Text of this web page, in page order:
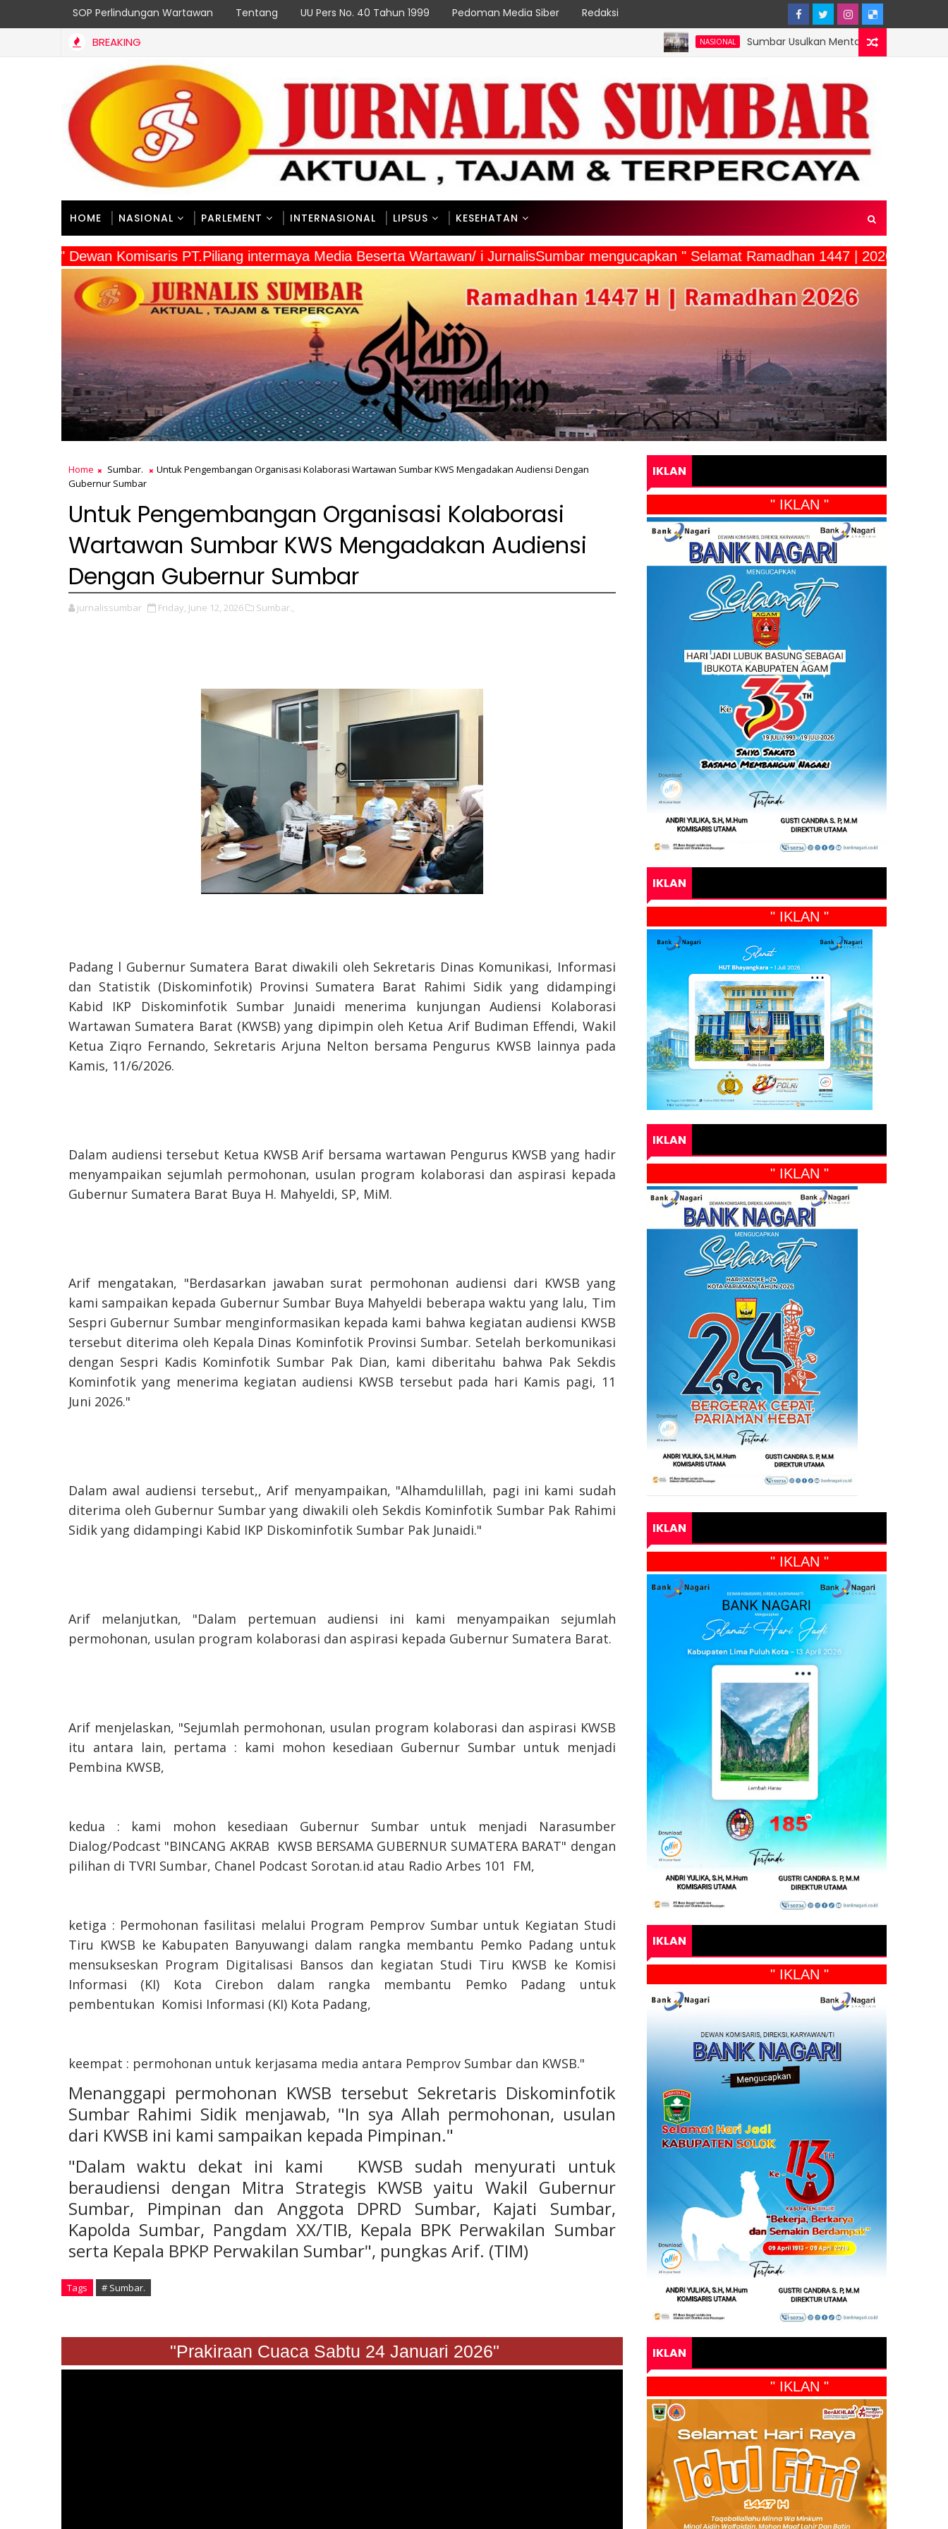
SOP Perlindungan Wartawan Tentang UU Pers No. 40 Tahun 1999 Pedoman Media Siber Redaksi
BREAKING NASIONAL
Sumbar Usulkan Mentawai Jadi Kawasan Tambak
Persaudaraan, Satgas Yonif 2 Marinir dan Warga Enarotali Wujudkan Paniai Bersih, Indonesia Asri
HOME NASIONAL PARLEMENT INTERNASIONAL LIPSUS KESEHATAN
" Dewan Komisaris PT.Piliang intermaya Media Beserta Wartawan/ i JurnalisSumbar mengucapkan " Selamat Ramadhan 1447 | 2026"
Home Sumbar.
Untuk Pengembangan Organisasi Kolaborasi Wartawan Sumbar KWS Mengadakan Audiensi Dengan
Gubernur Sumbar
Untuk Pengembangan Organisasi Kolaborasi
Wartawan Sumbar KWS Mengadakan Audiensi
Dengan Gubernur Sumbar
jurnalissumbar Friday, June 12, 2026 Sumbar.,
Padang l Gubernur Sumatera Barat diwakili oleh Sekretaris Dinas Komunikasi, Informasi
dan Statistik (Diskominfotik) Provinsi Sumatera Barat Rahimi Sidik yang didampingi
Kabid IKP Diskominfotik Sumbar Junaidi menerima kunjungan Audiensi Kolaborasi
Wartawan Sumatera Barat (KWSB) yang dipimpin oleh Ketua Arif Budiman Effendi, Wakil
Ketua Ziqro Fernando, Sekretaris Arjuna Nelton bersama Pengurus KWSB lainnya pada
Kamis, 11/6/2026.
Dalam audiensi tersebut Ketua KWSB Arif bersama wartawan Pengurus KWSB yang hadir
menyampaikan sejumlah permohonan, usulan program kolaborasi dan aspirasi kepada
Gubernur Sumatera Barat Buya H. Mahyeldi, SP, MiM.
Arif mengatakan, "Berdasarkan jawaban surat permohonan audiensi dari KWSB yang
kami sampaikan kepada Gubernur Sumbar Buya Mahyeldi beberapa waktu yang lalu, Tim
Sespri Gubernur Sumbar menginformasikan kepada kami bahwa kegiatan audiensi KWSB
tersebut diterima oleh Kepala Dinas Kominfotik Provinsi Sumbar. Setelah berkomunikasi
dengan Sespri Kadis Kominfotik Sumbar Pak Dian, kami diberitahu bahwa Pak Sekdis
Kominfotik yang menerima kegiatan audiensi KWSB tersebut pada hari Kamis pagi, 11
Juni 2026."
Dalam awal audiensi tersebut,, Arif menyampaikan, "Alhamdulillah, pagi ini kami sudah
diterima oleh Gubernur Sumbar yang diwakili oleh Sekdis Kominfotik Sumbar Pak Rahimi
Sidik yang didampingi Kabid IKP Diskominfotik Sumbar Pak Junaidi."
Arif melanjutkan, "Dalam pertemuan audiensi ini kami menyampaikan sejumlah
permohonan, usulan program kolaborasi dan aspirasi kepada Gubernur Sumatera Barat.
Arif menjelaskan, "Sejumlah permohonan, usulan program kolaborasi dan aspirasi KWSB
itu antara lain, pertama : kami mohon kesediaan Gubernur Sumbar untuk menjadi
Pembina KWSB,
kedua : kami mohon kesediaan Gubernur Sumbar untuk menjadi Narasumber
Dialog/Podcast "BINCANG AKRAB KWSB BERSAMA GUBERNUR SUMATERA BARAT" dengan
pilihan di TVRI Sumbar, Chanel Podcast Sorotan.id atau Radio Arbes 101 FM,
ketiga : Permohonan fasilitasi melalui Program Pemprov Sumbar untuk Kegiatan Studi
Tiru KWSB ke Kabupaten Banyuwangi dalam rangka membantu Pemko Padang untuk
mensukseskan Program Digitalisasi Bansos dan kegiatan Studi Tiru KWSB ke Komisi
Informasi (KI) Kota Cirebon dalam rangka membantu Pemko Padang untuk
pembentukan Komisi Informasi (KI) Kota Padang,
keempat : permohonan untuk kerjasama media antara Pemprov Sumbar dan KWSB."
Menanggapi permohonan KWSB tersebut Sekretaris Diskominfotik
Sumbar Rahimi Sidik menjawab, "In sya Allah permohonan, usulan
dari KWSB ini kami sampaikan kepada Pimpinan."
"Dalam waktu dekat ini kami KWSB sudah menyurati untuk
beraudiensi dengan Mitra Strategis KWSB yaitu Wakil Gubernur
Sumbar, Pimpinan dan Anggota DPRD Sumbar, Kajati Sumbar,
Kapolda Sumbar, Pangdam XX/TIB, Kepala BPK Perwakilan Sumbar
serta Kepala BPKP Perwakilan Sumbar", pungkas Arif. (TIM)
Tags # Sumbar.
"Prakiraan Cuaca Sabtu 24 Januari 2026"
IKLAN
" IKLAN "
IKLAN
" IKLAN "
IKLAN
" IKLAN "
IKLAN
" IKLAN "
IKLAN
" IKLAN "
IKLAN
" IKLAN "